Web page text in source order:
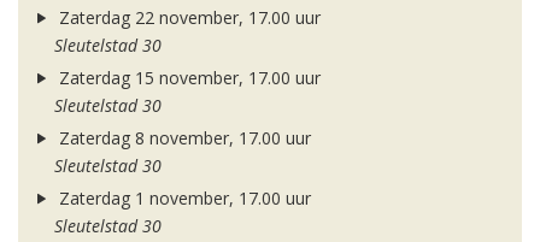
Zaterdag 22 november, 17.00 uur
Sleutelstad 30
Zaterdag 15 november, 17.00 uur
Sleutelstad 30
Zaterdag 8 november, 17.00 uur
Sleutelstad 30
Zaterdag 1 november, 17.00 uur
Sleutelstad 30